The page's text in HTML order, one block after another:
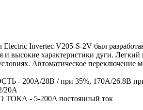
Invertec V205-S-2V был
высокие характеристики дуги. Легкий
Автоматическое
28В / при 35%, 170A/26.8В
- 5-200A постоянный ток